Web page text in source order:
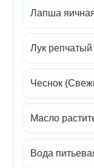
Лапша
Лук репчатый
Чеснок
Масло
Вода